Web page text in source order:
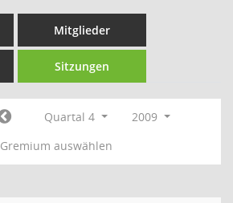
Mitglieder
Sitzungen
Quartal 4
2009
Gremium auswählen